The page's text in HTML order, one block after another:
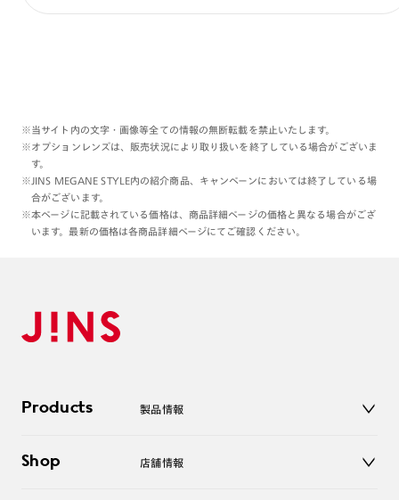
※当サイト内の文字・画像等全ての情報の無断転載を禁止いたします。
※オプションレンズは、販売状況により取り扱いを終了している場合がございま
す。
※JINS MEGANE STYLE内の紹介商品、キャンペーンにおいては終了している場
合がございます。
※本ページに記載されている価格は、商品詳細ページの価格と異なる場合がござ
います。最新の価格は各商品詳細ページにてご確認ください。
Products 製品情報
サングラス
Shop 店舗情報